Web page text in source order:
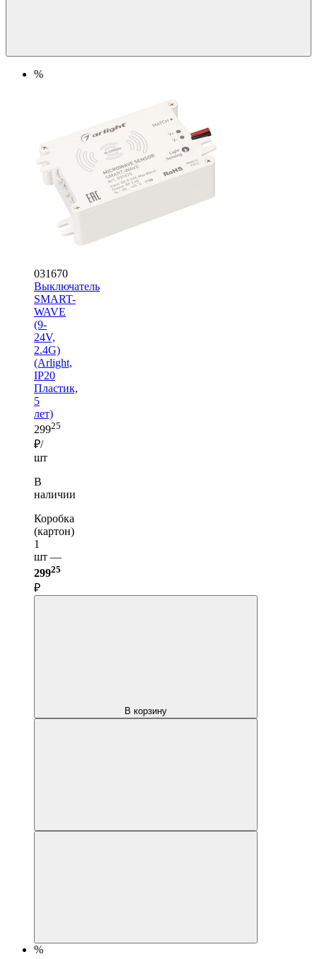
%
031670
Выключатель
SMART-
WAVE
(9-
24V,
2.4G)
(Arlight,
IP20
Пластик,
5
лет)
29925
₽/
шт
В
наличии
Коробка
(картон)
1
шт —
29925
₽
В корзину
%